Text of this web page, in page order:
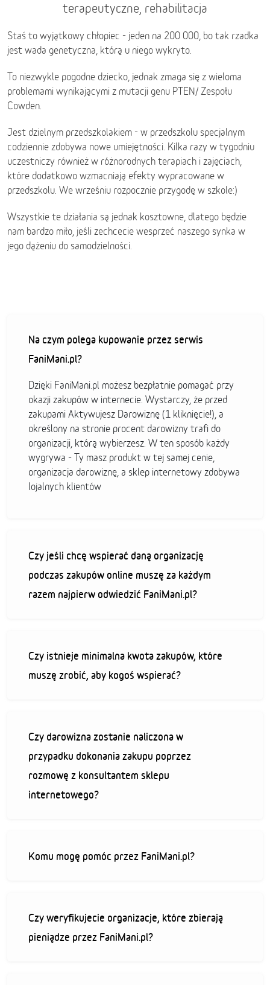
terapeutyczne, rehabilitacja
Staś to wyjątkowy chłopiec - jeden na 200 000, bo tak rzadka
jest wada genetyczna, którą u niego wykryto.
To niezwykle pogodne dziecko, jednak zmaga się z wieloma
problemami wynikającymi z mutacji genu PTEN/ Zespołu
Cowden.
Jest dzielnym przedszkolakiem - w przedszkolu specjalnym
codziennie zdobywa nowe umiejętności. Kilka razy w tygodniu
uczestniczy również w różnorodnych terapiach i zajęciach,
które dodatkowo wzmacniają efekty wypracowane w
przedszkolu. We wrześniu rozpocznie przygodę w szkole:)
Wszystkie te działania są jednak kosztowne, dlatego będzie
nam bardzo miło, jeśli zechcecie wesprzeć naszego synka w
jego dążeniu do samodzielności.
Na czym polega kupowanie przez serwis
FaniMani.pl?
Dzięki FaniMani.pl możesz bezpłatnie pomagać przy
okazji zakupów w internecie. Wystarczy, że przed
zakupami Aktywujesz Darowiznę (1 kliknięcie!), a
określony na stronie procent darowizny trafi do
organizacji, którą wybierzesz. W ten sposób każdy
wygrywa - Ty masz produkt w tej samej cenie,
organizacja darowiznę, a sklep internetowy zdobywa
lojalnych klientów
Czy jeśli chcę wspierać daną organizację
podczas zakupów online muszę za każdym
razem najpierw odwiedzić FaniMani.pl?
Czy istnieje minimalna kwota zakupów, które
muszę zrobić, aby kogoś wspierać?
Czy darowizna zostanie naliczona w
przypadku dokonania zakupu poprzez
rozmowę z konsultantem sklepu
internetowego?
Komu mogę pomóc przez FaniMani.pl?
Czy weryfikujecie organizacje, które zbierają
pieniądze przez FaniMani.pl?